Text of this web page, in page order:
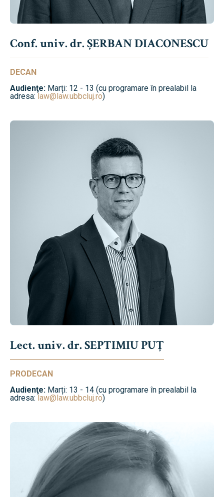
Conf. univ. dr. ȘERBAN DIACONESCU
DECAN
Audienţe: Marți: 12 - 13 (cu programare în prealabil la
adresa:law@law.ubbcluj.ro)
Lect. univ. dr. SEPTIMIU PUȚ
PRODECAN
Audienţe: Marți: 13 - 14 (cu programare în prealabil la
adresa:law@law.ubbcluj.ro)